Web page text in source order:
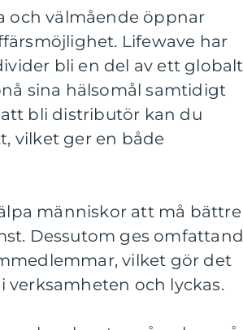
och välmående öppnar
Lifewave har
bli en del av ett globalt
sina hälsomål samtidigt
bli distributör kan du
vilket ger en både
människor att må bättre
Dessutom ges
vilket gör det
och lyckas.